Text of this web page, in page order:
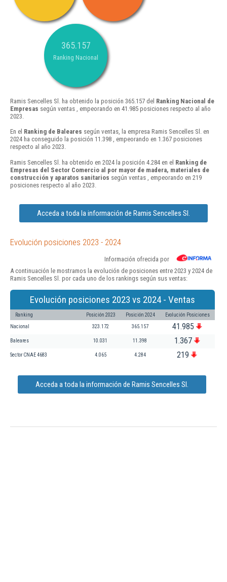
365.157
Ranking Nacional
Ramis Sencelles Sl. ha obtenido la posición 365.157 del Ranking Nacional de
Empresas según ventas , empeorando en 41.985 posiciones respecto al año
2023.
En el Ranking de Baleares según ventas, la empresa Ramis Sencelles Sl. en
2024 ha conseguido la posición 11.398 , empeorando en 1.367 posiciones
respecto al año 2023.
Ramis Sencelles Sl. ha obtenido en 2024 la posición 4.284 en el Ranking de
Empresas del Sector Comercio al por mayor de madera, materiales de
construcción y aparatos sanitarios según ventas , empeorando en 219
posiciones respecto al año 2023.
Acceda a toda la información de Ramis Sencelles Sl.
Evolución posiciones 2023 - 2024
Información ofrecida por
A continuación le mostramos la evolución de posiciones entre 2023 y 2024 de
Ramis Sencelles Sl. por cada uno de los rankings según sus ventas:
Evolución posiciones 2023 vs 2024 - Ventas
Ranking Posición 2023 Posición 2024 Evolución Posiciones
Nacional 323.172 365.157 41.985
Baleares 10.031 11.398 1.367
Sector CNAE 4683 4.065 4.284 219
Acceda a toda la información de Ramis Sencelles Sl.